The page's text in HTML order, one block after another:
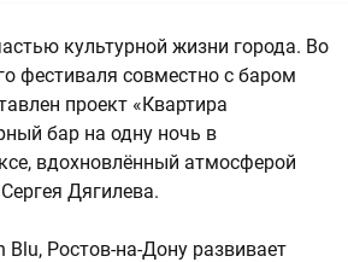
культурной жизни города. Во
фестиваля совместно с баром
проект «Квартира
бар на одну ночь в
вдохновлённый атмосферой
Дягилева.
Blu, Ростов-на-Дону развивает